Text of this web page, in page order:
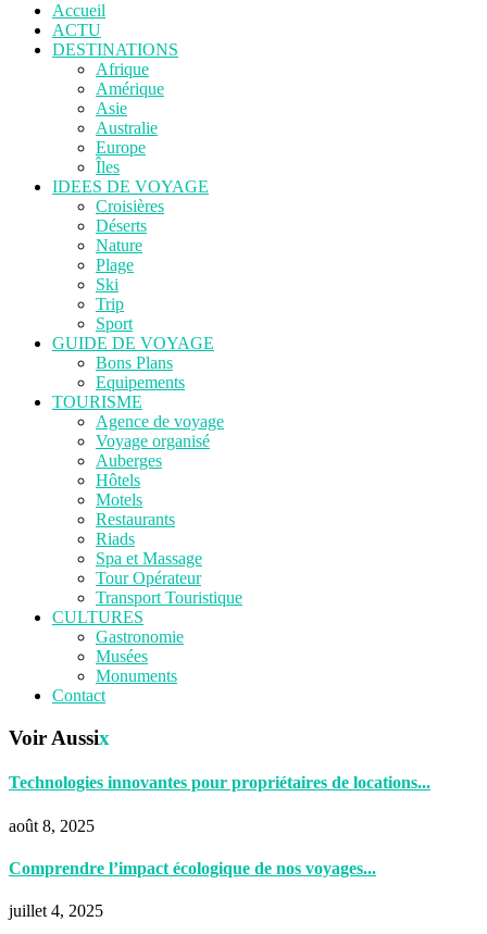
Accueil
ACTU
DESTINATIONS
Afrique
Amérique
Asie
Australie
Europe
Îles
IDEES DE VOYAGE
Croisières
Déserts
Nature
Plage
Ski
Trip
Sport
GUIDE DE VOYAGE
Bons Plans
Equipements
TOURISME
Agence de voyage
Voyage organisé
Auberges
Hôtels
Motels
Restaurants
Riads
Spa et Massage
Tour Opérateur
Transport Touristique
CULTURES
Gastronomie
Musées
Monuments
Contact
Voir Aussix
Technologies innovantes pour propriétaires de locations...
août 8, 2025
Comprendre l’impact écologique de nos voyages...
juillet 4, 2025